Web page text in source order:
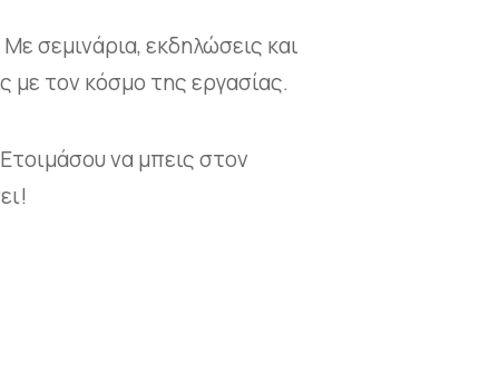
Με σεμινάρια, εκδηλώσεις και
με τον κόσμο της εργασίας.
να μπεις στον